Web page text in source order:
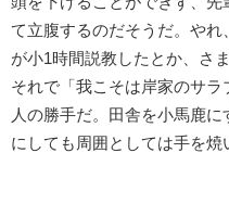
て立腹するのだそうだ。や
が小1時間説教したとか、さ
それで「我こそは岸家のサ
人の勝手だ。田舎を小馬鹿
にしても周囲としては手を焼